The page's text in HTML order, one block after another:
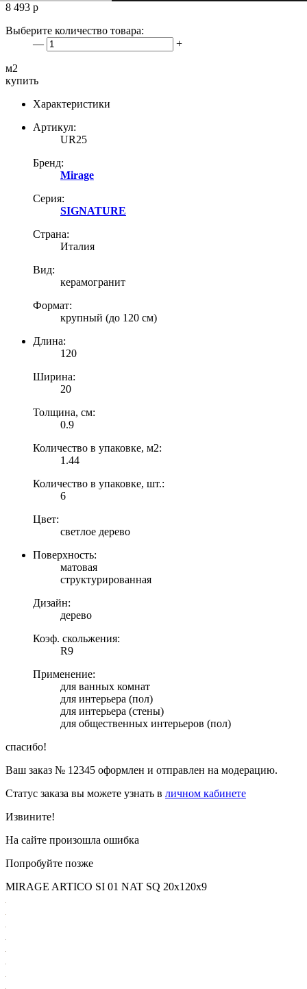
8 493 р
Выберите количество товара:
—
+
м2
купить
Характеристики
Артикул:
UR25
Бренд:
Mirage
Серия:
SIGNATURE
Страна:
Италия
Вид:
керамогранит
Формат:
крупный (до 120 см)
Длина:
120
Ширина:
20
Толщина, см:
0.9
Количество в упаковке, м2:
1.44
Количество в упаковке, шт.:
6
Цвет:
светлое дерево
Поверхность:
матовая
структурированная
Дизайн:
дерево
Коэф. скольжения:
R9
Применение:
для ванных комнат
для интерьера (пол)
для интерьера (стены)
для общественных интерьеров (пол)
спасибо!
Ваш заказ № 12345 оформлен и отправлен на модерацию.
Статус заказа вы можете узнать в личном кабинете
Извините!
На сайте произошла ошибка
Попробуйте позже
MIRAGE ARTICO SI 01 NAT SQ 20x120х9